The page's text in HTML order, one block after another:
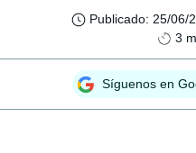
Publicado: 25/06/
3
Síguenos en